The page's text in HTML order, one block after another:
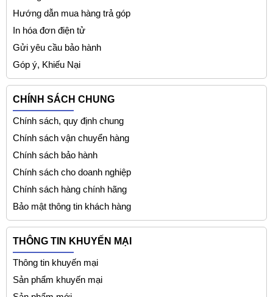
Hướng dẫn mua hàng trả góp
In hóa đơn điện tử
Gửi yêu cầu bảo hành
Góp ý, Khiếu Nại
CHÍNH SÁCH CHUNG
Chính sách, quy định chung
Chính sách vận chuyển hàng
Chính sách bảo hành
Chính sách cho doanh nghiệp
Chính sách hàng chính hãng
Bảo mật thông tin khách hàng
THÔNG TIN KHUYẾN MẠI
Thông tin khuyến mại
Sản phẩm khuyến mại